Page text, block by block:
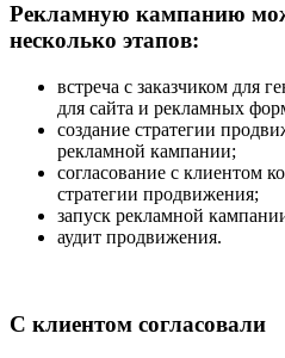
Рекламную кампанию
несколько этапов:
встреча с заказчиком для
для сайта и рекламных
создание стратегии
рекламной кампании;
согласование с клиентом
стратегии продвижения;
запуск рекламной
аудит продвижения.
С клиентом согласовали